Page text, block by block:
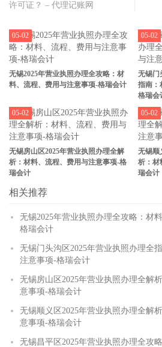
许可证？ – 代理记账网
无锡2025年营业执照办理全攻略：材
料、流程、费用与注意事项-格瑞会计
05-02
无锡门
指南：
格瑞会
05-02
无锡房山区2025年营业执照办理全解
析：材料、流程、费用与注意事项-格
瑞会计
05-02
无锡顺
析：材
瑞会计
05-02
相关推荐
无锡2025年营业执照办理全攻略：材
格瑞会计
无锡门头沟区2025年营业执照办理全
注意事项-格瑞会计
无锡房山区2025年营业执照办理全解
意事项-格瑞会计
无锡顺义区2025年营业执照办理全解
意事项-格瑞会计
无锡昌平区2025年营业执照办理全攻